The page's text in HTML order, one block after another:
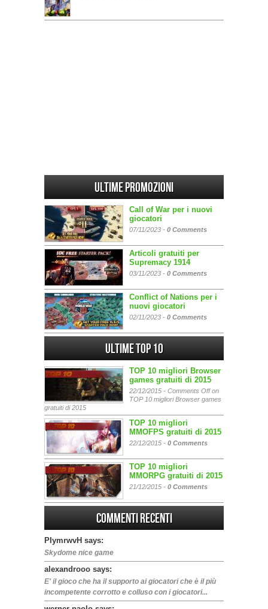
Ultime promozioni
Call of War per i nuovi
giocatori
07/11/2023 - 0 Comments
Articoli gratuiti per
Supremacy 1914
03/11/2023 - 0 Comments
Conflict of Nations per i
nuovi giocatori
02/11/2023 - 0 Comments
Ultime Top 10
TOP 10 migliori Browser
games gratuiti di 2015
22/12/2015 - Comments Offon
TOP 10 migliori Browser games
gratuiti di 2015
TOP 10 migliori
MMOFPS gratuiti di 2015
22/12/2015 - 0 Comments
TOP 10 migliori
MMORPG gratuiti di 2015
21/12/2015 - 0 Comments
Commenti Recenti
PIymrwvH says:
Skydome nice game
alexandrooo says:
E' il gioco che ha il supporto ai giocatori che è il più
incompetente corrotto e colluso con i giocatori...